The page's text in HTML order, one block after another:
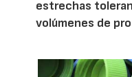
estrechas
volúmenes de